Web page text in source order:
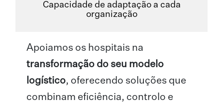
Capacidade de adaptação a cada
organização
Apoiamos os hospitais na
transformação do seu modelo
logístico, oferecendo soluções que
combinam eficiência, controlo e